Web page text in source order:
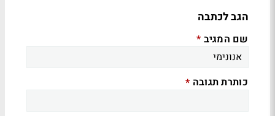
הגב לכתבה
שם המגיב *
כותרת תגובה *